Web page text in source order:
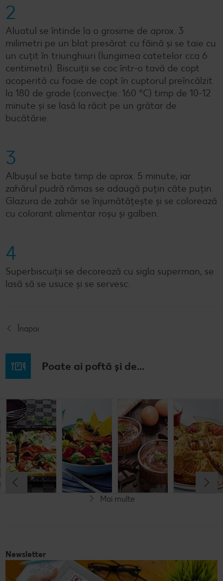
2
Aluatul se întinde la o grosime de aprox. 3
milimetri pe un blat presărat cu făină și se taie cu
un cuțit în triunghiuri (lungimea catetelor cca 6
centimetri). Biscuiții se coc într-o tavă de copt
acoperită cu foaie de copt în cuptorul preîncălzit
la 180 de grade (convecție: 160 °C) timp de 10-12
minute și se lasă la răcit pe un grătar de
bucătărie.
3
Albușul se bate timp de aprox. 5 minute, iar
zahărul pudră rămas se adaugă puțin câte puțin.
Glazura de zahăr se înjumătățește și se colorează
cu colorant alimentar roșu și galben.
4
Superbiscuiții se decorează cu sigla superman, se
lasă să se usuce și se servesc.
Înapoi
Poate ai poftă și de...
Budincă
italiană de
orez cu salată
de fructe
Cel mult 60 minute
Simplu
Clătite cu
legume și
mozzarella
Cel mult 30 minute
Simplu
Tocană
italienească
de pește
Cel mult 60 minute
Simplu
Cremă la
Cel mult 60 minute
Simplu
Mai multe
Newsletter